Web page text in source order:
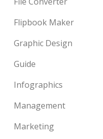
Flipbook Maker
Graphic Design
Guide
Infographics
Management
Marketing